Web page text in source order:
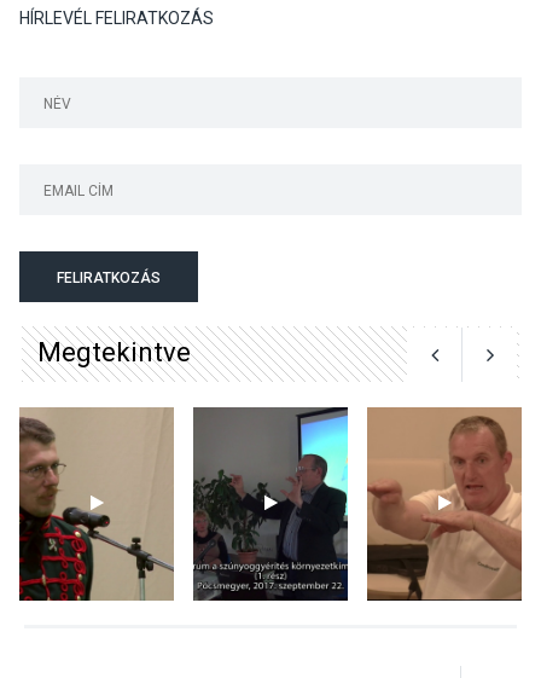
Szeptembertől emelkednek
gyümölcsök
Bogdányban programokkal
teli búcsúhétvége lesz
KÖZÉLET 2026 AUG 04
HÍRLEVÉL FELIRATKOZÁS
FELIRATKOZÁS
Megtekintve